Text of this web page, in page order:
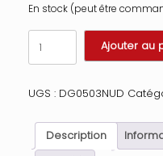
En stock (peut être
quantité
de
Collant
fins,
une
seconde
Ajouter au
UGS : DG0503NUD
Description